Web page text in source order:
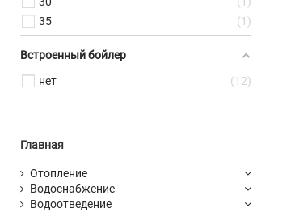
35
1
Встроенный бойлер
нет
12
Главная
Отопление
Водоснабжение
Водоотведение